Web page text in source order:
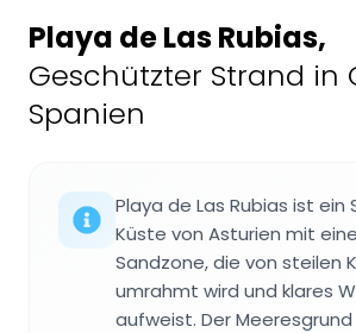
Playa de Las Rubias,
Geschützter Strand in
Spanien
Playa de Las Rubias ist ein
Küste von Asturien mit
Sandzone, die von steilen
umrahmt wird und klares
aufweist. Der